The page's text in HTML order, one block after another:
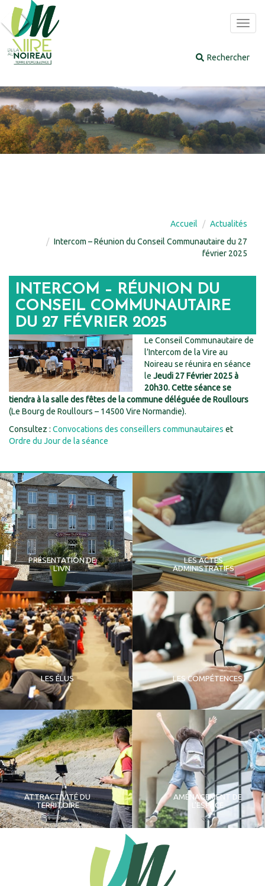
Accueil
Actualités
Intercom – Réunion du Conseil Communautaire du 27
février 2025
INTERCOM – RÉUNION DU
CONSEIL COMMUNAUTAIRE
DU 27 FÉVRIER 2025
Le Conseil Communautaire de
l’Intercom de la Vire au
Noireau se réunira en séance
le Jeudi 27 Février 2025 à
20h30. Cette séance se
tiendra à la salle des fêtes de la commune déléguée de Roullours
(Le Bourg de Roullours – 14500 Vire Normandie).
Consultez : Convocations des conseillers communautaires et
Ordre du Jour de la séance
PRÉSENTATION DE
L'IVN
LES ACTES
ADMINISTRATIFS
LES ÉLUS LES COMPÉTENCES
ATTRACTIVITÉ DU
TERRITOIRE
AMÉNAGEMENT DE
L'ESPACE
Panneau de gestion des cookies